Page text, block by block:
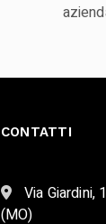
CONTATTI
Via Giardini,
(MO)